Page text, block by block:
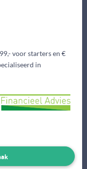
voor starters en €
in